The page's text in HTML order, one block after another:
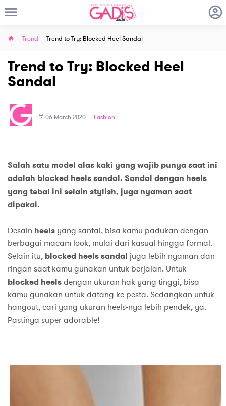
Trend Trend to Try: Blocked Heel Sandal
Trend to Try: Blocked Heel
Sandal
06 March 2020 Fashion
Salah satu model alas kaki yang wajib punya saat ini
adalah blocked heels sandal. Sandal dengan heels
yang tebal ini selain stylish, juga nyaman saat
dipakai.
Desain heels yang santai, bisa kamu padukan dengan
berbagai macam look, mulai dari kasual hingga formal.
Selain itu, blocked heels sandal juga lebih nyaman dan
ringan saat kamu gunakan untuk berjalan. Untuk
blocked heelsdengan ukuran hak yang tinggi, bisa
kamu gunakan untuk datang ke pesta. Sedangkan untuk
hangout, cari yang ukuran heels-nya lebih pendek, ya.
Pastinya super adorable!